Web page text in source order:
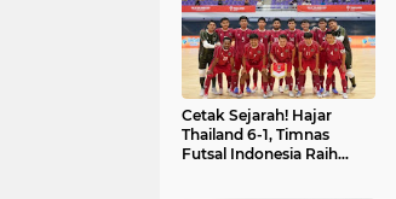
Cetak Sejarah! Hajar
Thailand 6-1, Timnas
Futsal Indonesia Raih